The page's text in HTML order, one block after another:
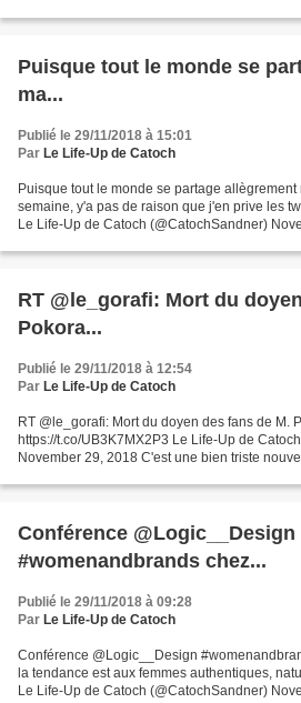
Puisque tout le monde se
ma...
Publié le 29/11/2018 à 15:01
Par Le Life-Up de Catoch
Puisque tout le monde se partage
semaine, y'a pas de raison que j'en prive les
Le Life-Up de Catoch (@CatochSandner)
RT @le_gorafi: Mort du
Pokora...
Publié le 29/11/2018 à 12:54
Par Le Life-Up de Catoch
RT @le_gorafi: Mort du doyen des fans de M.
https://t.co/UB3K7MX2P3 Le Life-Up de
November 29, 2018 C'est une bien triste
Conférence @Logic__Design
#womenandbrands chez...
Publié le 29/11/2018 à 09:28
Par Le Life-Up de Catoch
Conférence @Logic__Design
la tendance est aux femmes authentiques,
Le Life-Up de Catoch (@CatochSandner)